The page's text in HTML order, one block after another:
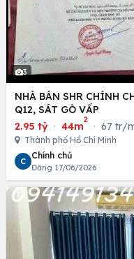
3
NHÀ BÁN SHR CHÍNH
Q12, SÁT GÒ VẤP
2.95 tỷ · 44m
2
· 67 tr/
Thành phố Hồ Chí Minh
C
Chính chủ
Đăng 17/06/2026